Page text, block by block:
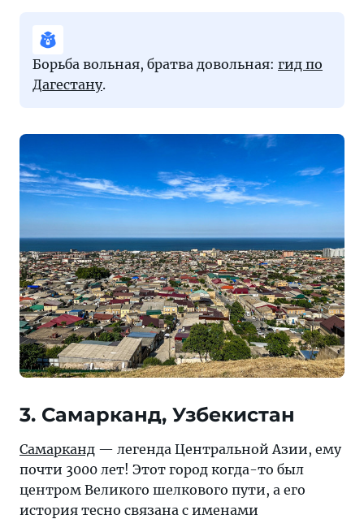
Борьба вольная, братва довольная: гид по
Дагестану.
3. Самарканд, Узбекистан
Самарканд — легенда Центральной Азии, ему
почти 3000 лет! Этот город когда-то был
центром Великого шелкового пути, а его
история тесно связана с именами